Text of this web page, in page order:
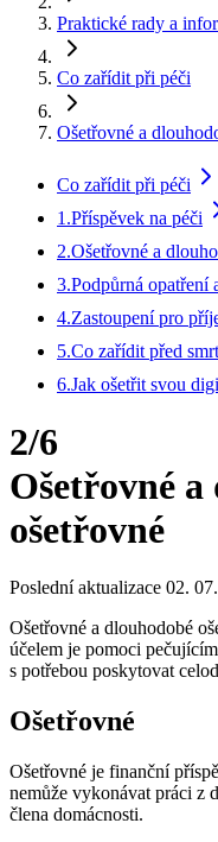
Praktické rady a
Co zařídit při péči
Ošetřovné a
Co zařídit při péči
1.Příspěvek na péči
2.Ošetřovné a
3.Podpůrná opatření
4.Zastoupení pro
5.Co zařídit před
6.Jak ošetřit svou
2/6
Ošetřovné
ošetřovné
Poslední aktualizace 02.
Ošetřovné a dlouhodobé
účelem je pomoci
s potřebou poskytovat
Ošetřovné
Ošetřovné je finanční
nemůže vykonávat práci z
člena domácnosti.